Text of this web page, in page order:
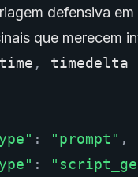
defensiva
que merecem
, timedelta
: "prompt" ,
: